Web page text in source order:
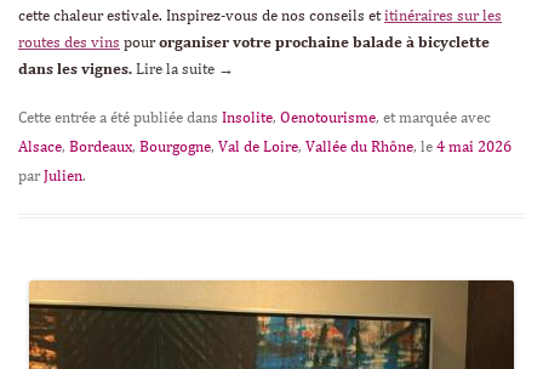
cette chaleur estivale. Inspirez-vous de nos conseils etitinéraires sur les
routes des vins pourorganiser votre prochaine balade à bicyclette
dans les vignes. Lire la suite →
Cette entrée a été publiée dans Insolite, Oenotourisme, et marquée avec
Alsace, Bordeaux, Bourgogne, Val de Loire, Vallée du Rhône, le 4 mai 2026
par Julien.